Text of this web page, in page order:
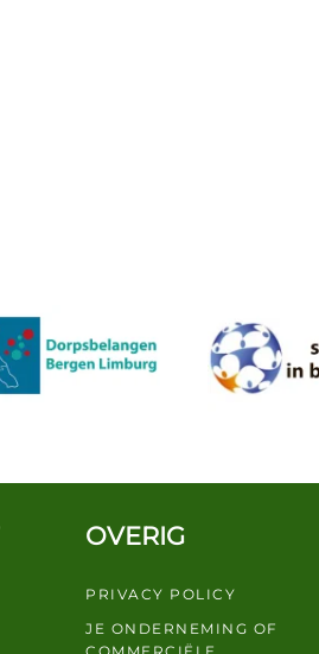
OVERIG
PRIVACY POLICY
JE ONDERNEMING OF